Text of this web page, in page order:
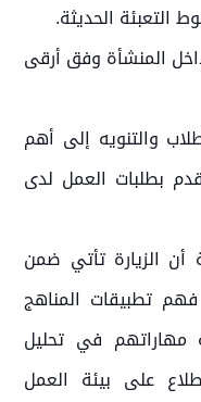
التعبئة الحديثة.
المنشأة وفق أرقى
والتنويه إلى أهم
بطلبات العمل لدى
أن الزيارة تأتي ضمن
تطبيقات المناهج
مهاراتهم في تحليل
على بيئة العمل